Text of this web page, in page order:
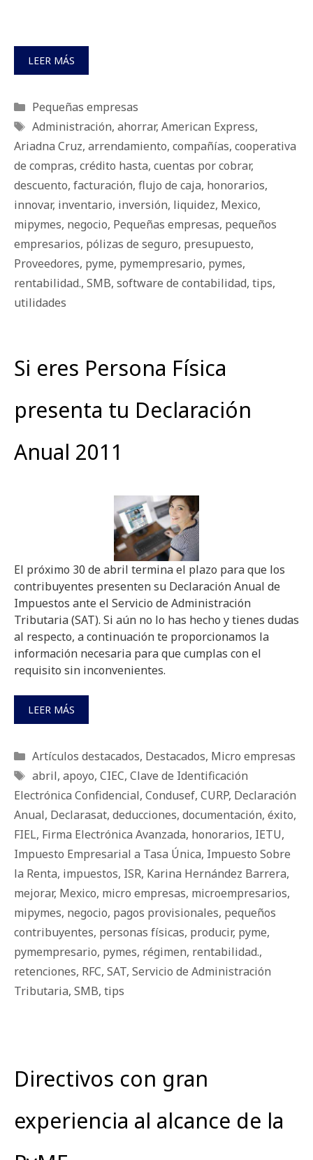
LEER MÁS
Categorías
Pequeñas empresas
Etiquetas
Administración, ahorrar, American Express,
Ariadna Cruz, arrendamiento, compañías, cooperativa
de compras, crédito hasta, cuentas por cobrar,
descuento, facturación, flujo de caja, honorarios,
innovar, inventario, inversión, liquidez, Mexico,
mipymes, negocio, Pequeñas empresas, pequeños
empresarios, pólizas de seguro, presupuesto,
Proveedores, pyme, pymempresario, pymes,
rentabilidad., SMB, software de contabilidad, tips,
utilidades
Si eres Persona Física
presenta tu Declaración
Anual 2011
El próximo 30 de abril termina el plazo para que los
contribuyentes presenten su Declaración Anual de
Impuestos ante el Servicio de Administración
Tributaria (SAT). Si aún no lo has hecho y tienes dudas
al respecto, a continuación te proporcionamos la
información necesaria para que cumplas con el
requisito sin inconvenientes.
LEER MÁS
Categorías
Artículos destacados, Destacados, Micro empresas
Etiquetas
abril, apoyo, CIEC, Clave de Identificación
Electrónica Confidencial, Condusef, CURP, Declaración
Anual, Declarasat, deducciones, documentación, éxito,
FIEL, Firma Electrónica Avanzada, honorarios, IETU,
Impuesto Empresarial a Tasa Única, Impuesto Sobre
la Renta, impuestos, ISR, Karina Hernández Barrera,
mejorar, Mexico, micro empresas, microempresarios,
mipymes, negocio, pagos provisionales, pequeños
contribuyentes, personas físicas, producir, pyme,
pymempresario, pymes, régimen, rentabilidad.,
retenciones, RFC, SAT, Servicio de Administración
Tributaria, SMB, tips
Directivos con gran
experiencia al alcance de la